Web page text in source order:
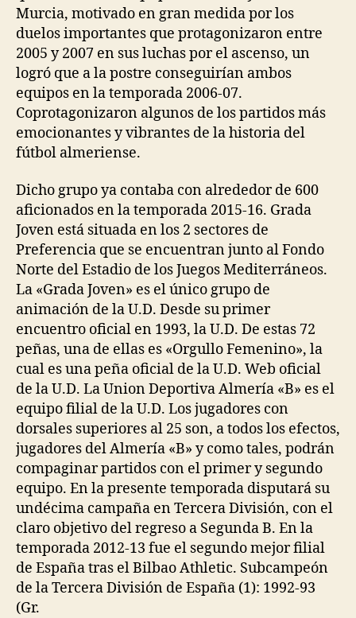
Murcia, motivado en gran medida por los
duelos importantes que protagonizaron entre
2005 y 2007 en sus luchas por el ascenso, un
logró que a la postre conseguirían ambos
equipos en la temporada 2006-07.
Coprotagonizaron algunos de los partidos más
emocionantes y vibrantes de la historia del
fútbol almeriense.
Dicho grupo ya contaba con alrededor de 600
aficionados en la temporada 2015-16. Grada
Joven está situada en los 2 sectores de
Preferencia que se encuentran junto al Fondo
Norte del Estadio de los Juegos Mediterráneos.
La «Grada Joven» es el único grupo de
animación de la U.D. Desde su primer
encuentro oficial en 1993, la U.D. De estas 72
peñas, una de ellas es «Orgullo Femenino», la
cual es una peña oficial de la U.D. Web oficial
de la U.D. La Union Deportiva Almería «B» es el
equipo filial de la U.D. Los jugadores con
dorsales superiores al 25 son, a todos los efectos,
jugadores del Almería «B» y como tales, podrán
compaginar partidos con el primer y segundo
equipo. En la presente temporada disputará su
undécima campaña en Tercera División, con el
claro objetivo del regreso a Segunda B. En la
temporada 2012-13 fue el segundo mejor filial
de España tras el Bilbao Athletic. Subcampeón
de la Tercera División de España (1): 1992-93
(Gr.